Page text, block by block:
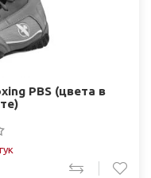
PBS (цвета в